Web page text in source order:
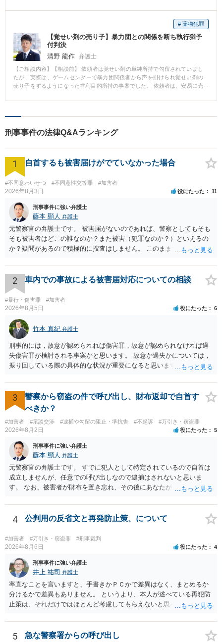
刑事処分の種類などについてお話をし、最終的には自首をして刑事手続に乗
せることを決めていただきました。自首をした場合、事件が公になる可能性
や逮捕される可能性もゼロではありません。しかし、そのような可能性の程
度や、自首をすることのメリット等をお話して、安心をしていただきまし
た。 【相談後】 警察署への自首には私も同行し、弁護人選任届や事の経緯を
記載した書面等を警察に提出しました。また、黙秘権などの基本的な権利や
取調べ対応についてもアドバイスを差し上げました。 その後は逮捕等される
ことなく、在宅事件として捜査が進められました。定期的に取調べが行われ
ますので、その都度アドバイスを差し上げ、また、どのような取調べがされ
たか私も共有をしていました。 捜査が進み、被害者が特定されたようでした
のか丁寧にお聞きしました。またその日で示談をまとめるということはせず
に、その後も定期的に被害者の方とも連絡を取り合って、ご依頼者の謝罪文
話をすることができるようになり、ご依頼者と被害者の方との間の示談をと
りもつことができ、一定の示談金を被害者の方にお支払いする形で、示談を
成立させることができました。 示談成立後は示談書や不起訴意見を検察庁に
送付する等しました。検察官からは後日、示談が成立していることやご依頼
ることの連絡をいただきました。 【先生のコメント】 刑事事件の場合は初動
が肝心です。誤った選択をしてしまうと、逮捕されたり、報道されたりし
て、社会的に大きな損害を被ってしまう可能性があります。 また被害者のい
る犯罪の場合は、被害者の方との示談をすることが考えられます。被害者の
方は強い精神的ショックを受けていることがほとんどです。加害者の方が直
接アプローチをするのはかなり難しいと思います。弁護士を就けることで、
す。 罪を犯してしまった事実は無くすことはできませんがその後の対応によ
り結果が大きく異なってくることもあります。専門家の対応を仰ぐことで可
能な限り良い方向にいくことが期待できます。また、罪を犯した方は相談で
きる人が周りにいない孤独な方であることが多いです。専門家にぜひ相談を
していただいて、今後どのようにしていけばよいか、また、同じことをしな
いようにするためにどうしたらよいか等、ともに考えていければと思ってい
# 薬物犯罪
【覚せい剤の売り子】暴力団との関係を断ち執行猶予
付判決
清野 龍作 弁護士
【ご相談内容】【相談前】 依頼者は覚せい剤の単純所持で勾留されていまし
たが、実際は、ゲームセンターで暴力団関係者から声を掛けられ覚せい剤の
売り子をするようになった営利目的所持の事案でした。 依頼者は、安易に売
って更生することを望んでいました。 【相談後】 依頼者に前科はありません
受けたいという意向であったため、正直に話をして捜査に積極的に協力する
ようアドバイスしました。 また、依頼者が勾留されていることを聞きつけた
見を断ることはできますが、接見を断っていることが暴力団関係者に伝わっ
てしまうため、通常は検察官が請求する接見禁止を弁護人から求めることに
したものです)。 起訴時の罪名は単独所持でしたが、検察官は「後日、訴因変
更を行う」と述べており、営利目的所持に罪名が変更される予定でした。 と
ころが、捜査に積極的に協力したことが功を奏したのか、罪名が変更される
ことなく判決期日を迎え、執行猶予付判決を得ることができました。 【コメ
ント】 私は、単に刑罰を軽くすることだけでなく、依頼者の更生に向けて尽
力することも弁護人の務めだと考えています。 本件の依頼者は暴力団関係者
との関係を断つことを強く望んでいたため、その実現に向けた弁護活動を心
掛けました。 判決後、依頼者は親戚の住む他県へ引っ越し、暴力団関係者と
の関係を断って真面目に働いているそうです。
刑事事件の法律Q&Aランキング
1 自首するも被害届けがでていなかった場合
#不同意わいせつ #不同意性交等罪 #加害者
2026年8月3日 役にたった 11
刑事事件に強い弁護士
藤本 顯人 弁護士
元警察官の弁護士です。 被害届がないのであれば、警察としてもそも
そも被害者はどこの誰なのか？また被害（犯罪なのか？）といえるの
か？疑問があるので積極的に捜査はしません。 このまま女性から警察
2 車内での事故による被害届対応についての相談
#暴行・傷害罪 #加害者
2026年8月5日 役にたった 6
竹本 真紀 弁護士
刑事的には，故意が認められれば傷害罪，故意が認められなければ過
失傷害罪が検討される事案かと思います。 故意か過失かについては，
振り回している際の具体的な状況が重要になると思います。 民事的に
過失でも該当するでしょう。 因果関係（刑事も民事も影響あり）とし
ては，数週間経過している点も問題になるかもしれません。 因果関係
がなくなれば，評価の仕方が大きく変わります。 いずれにしまして
も，ご心配であるならば，お近くの弁護士の方に相談されるのがよい
と思います。
3
警察から窃盗の件で呼び出し、財布返却で自首す
べきか？
#加害者 #示談交渉 #逮捕や勾留の阻止・準抗告 #不起訴 #万引き・窃盗罪
2026年8月2日 役にたった 5
刑事事件に強い弁護士
藤本 顯人 弁護士
元警察官の弁護士です。 すでに犯人として特定されているので自首は
成立しませんが、任意での呼び出しなので逮捕はされないと思いま
す。 なお、被害者が財布を置き忘れ、その後にあなたがトイレに入
と言い逃れはかなり厳しいものと思います。
4 公判用の反省文と再発防止策、について
#加害者 #万引き・窃盗罪 #刑事裁判
2026年8月6日 役にたった 4
刑事事件に強い弁護士
井上 祐司 弁護士
率直なことを言いますと、手書きかＰＣかで差異はなく、まとめるか
分けるかで差異もありません。 というより、本人が述べている再犯防
止策は、それだけではほとんど考慮してもらえないと思った方が良い
やカウンセリング・治療の内容 ・利用している再犯防止策（例えば保
護観察所と連携した職業支援の内容や具体的な就労・監督状況） ・監
5 急な警察署からの呼び出し